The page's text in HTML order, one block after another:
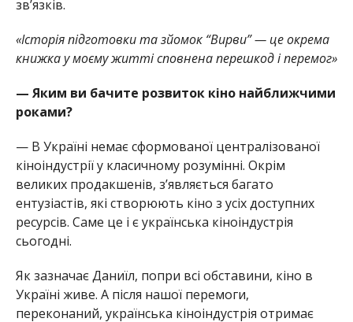
звʼязків.
«Історія підготовки та зйомок “Вирви” — це окрема
книжка у моєму житті сповнена перешкод і перемог»
— Яким ви бачите розвиток кіно найближчими
роками?
— В Україні немає сформованої централізованої
кіноіндустрії у класичному розумінні. Окрім
великих продакшенів, зʼявляється багато
ентузіастів, які створюють кіно з усіх доступних
ресурсів. Саме це і є українська кіноіндустрія
сьогодні.
Як зазначає Даниїл, попри всі обставини, кіно в
Україні живе. А після нашої перемоги,
переконаний, українська кіноіндустрія отримає